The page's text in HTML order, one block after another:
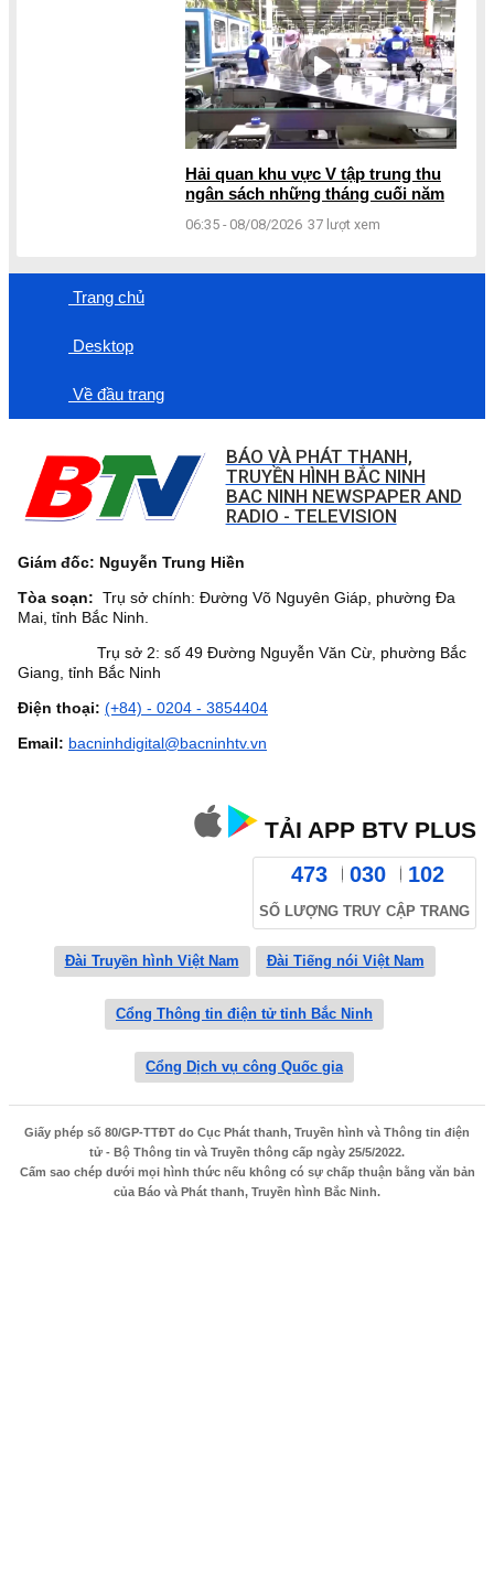
Hải quan khu vực V tập trung thu
ngân sách những tháng cuối năm
06:35 - 08/08/2026 37 lượt xem
Trang chủ
Desktop
Về đầu trang
BÁO VÀ PHÁT THANH,
TRUYỀN HÌNH BẮC NINH
BAC NINH NEWSPAPER AND
RADIO - TELEVISION
Giám đốc: Nguyễn Trung Hiền
Tòa soạn: Trụ sở chính: Đường Võ Nguyên Giáp, phường Đa
Mai, tỉnh Bắc Ninh.
Trụ sở 2: số 49 Đường Nguyễn Văn Cừ, phường Bắc
Giang, tỉnh Bắc Ninh
Điện thoại: (+84) - 0204 - 3854404
Email: bacninhdigital@bacninhtv.vn
TẢI APP BTV PLUS
473 030 102
SỐ LƯỢNG TRUY CẬP TRANG
Đài Truyền hình Việt Nam Đài Tiếng nói Việt Nam
Cổng Thông tin điện tử tỉnh Bắc Ninh
Cổng Dịch vụ công Quốc gia
Giấy phép số 80/GP-TTĐT do Cục Phát thanh, Truyền hình và Thông tin điện
tử - Bộ Thông tin và Truyền thông cấp ngày 25/5/2022.
Cấm sao chép dưới mọi hình thức nếu không có sự chấp thuận bằng văn bản
của Báo và Phát thanh, Truyền hình Bắc Ninh.